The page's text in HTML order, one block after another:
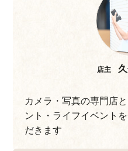
カメラ・レンズ・写真用
直接取引をもち、この地
入・買い替えの際はお気
店主
カメラ・写真の専門店
ント・ライフイベント
だきます